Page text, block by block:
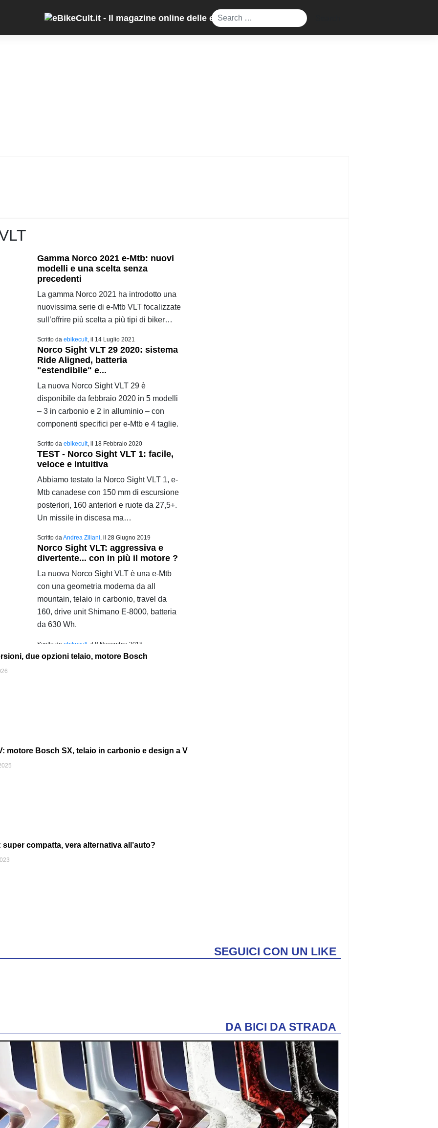
Gamma Norco 2021 e-Mtb: nuovi
modelli e una scelta senza
precedenti
La gamma Norco 2021 ha introdotto una
nuovissima serie di e-Mtb VLT focalizzate
sull’offrire più scelta a più tipi di biker…
Scritto da ebikecult, il 14 Luglio 2021
Norco Sight VLT 29 2020: sistema
Ride Aligned, batteria
"estendibile" e...
La nuova Norco Sight VLT 29 è
disponibile da febbraio 2020 in 5 modelli
– 3 in carbonio e 2 in alluminio – con
componenti specifici per e-Mtb e 4 taglie.
Scritto da ebikecult, il 18 Febbraio 2020
TEST - Norco Sight VLT 1: facile,
veloce e intuitiva
Abbiamo testato la Norco Sight VLT 1, e-
Mtb canadese con 150 mm di escursione
posteriori, 160 anteriori e ruote da 27,5+.
Un missile in discesa ma…
Scritto daAndrea Ziliani, il 28 Giugno 2019
Norco Sight VLT: aggressiva e
divertente... con in più il motore ?
La nuova Norco Sight VLT è una e-Mtb
con una geometria moderna da all
mountain, telaio in carbonio, travel da
160, drive unit Shimano E-8000, batteria
da 630 Wh.
Scritto da ebikecult, il 8 Novembre 2018
due opzioni telaio, motore Bosch
motore Bosch SX, telaio in carbonio e design a V
compatta, vera alternativa all’auto?
SEGUICI CON UN LIKE
DA BICI DA STRADA